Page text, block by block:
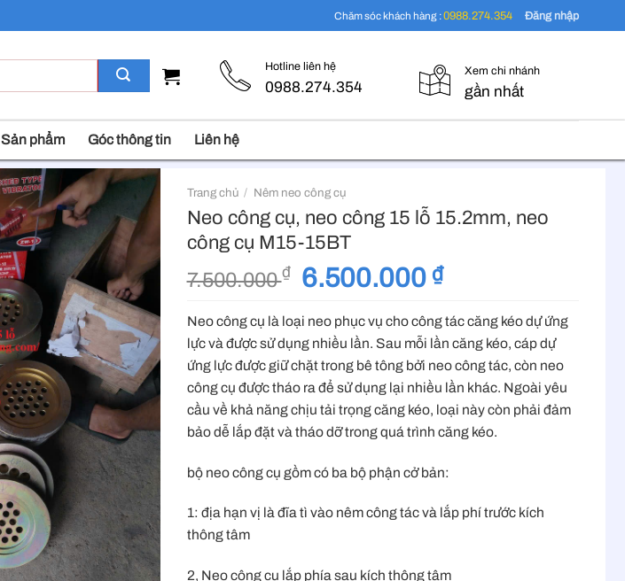
Chăm sóc khách hàng :0988.274.354 Đăng nhập
Hotline liên hệ
0988.274.354
Xem chi nhánh
gần nhất
Sản phẩm Góc thông tin Liên hệ
Trang chủ / Nêm neo công cụ
Neo công cụ, neo công 15 lỗ 15.2mm, neo
công cụ M15-15BT
7.500.000₫
Giá
gốc
là:
7.500.000 ₫.
6.500.000 ₫Giá
tại
là:
6.500.000 ₫.
Neo công cụ là loại neo phục vụ cho công tác căng kéo dự ứng
lực và được sử dụng nhiều lần. Sau mỗi lần căng kéo, cáp dự
ứng lực được giữ chặt trong bê tông bởi neo công tác, còn neo
công cụ được tháo ra để sử dụng lại nhiều lần khác. Ngoài yêu
cầu về khả năng chịu tải trọng căng kéo, loại này còn phải đảm
bảo dễ lắp đặt và tháo dỡ trong quá trình căng kéo.
bộ neo công cụ gồm có ba bộ phận cở bản:
1: địa hạn vị là đĩa tì vào nêm công tác và lắp phí trước kích
thông tâm
2, Neo công cụ lắp phía sau kích thông tâm